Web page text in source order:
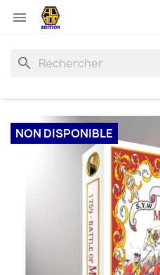

search
NON DISPONIBLE